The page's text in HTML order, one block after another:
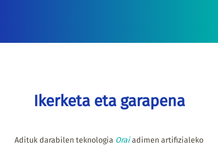
Ikerketa eta garapena
Adituk darabilen teknologia Oraiadimen artifizialeko